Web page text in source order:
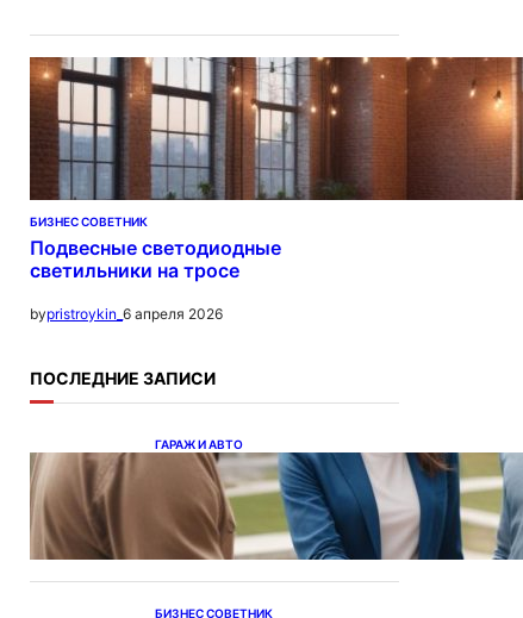
БИЗНЕС СОВЕТНИК
Подвесные светодиодные
светильники на тросе
bypristroykin_ 6 апреля 2026
ПОСЛЕДНИЕ ЗАПИСИ
ГАРАЖ И АВТО
Ипотека на новостройки
при оформлении
напрямую у застройщика
БИЗНЕС СОВЕТНИК